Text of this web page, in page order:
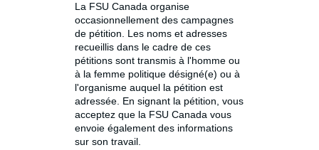
La FSU Canada organise
occasionnellement des campagnes
de pétition. Les noms et adresses
recueillis dans le cadre de ces
pétitions sont transmis à l'homme ou
à la femme politique désigné(e) ou à
l'organisme auquel la pétition est
adressée. En signant la pétition, vous
acceptez que la FSU Canada vous
envoie également des informations
sur son travail.